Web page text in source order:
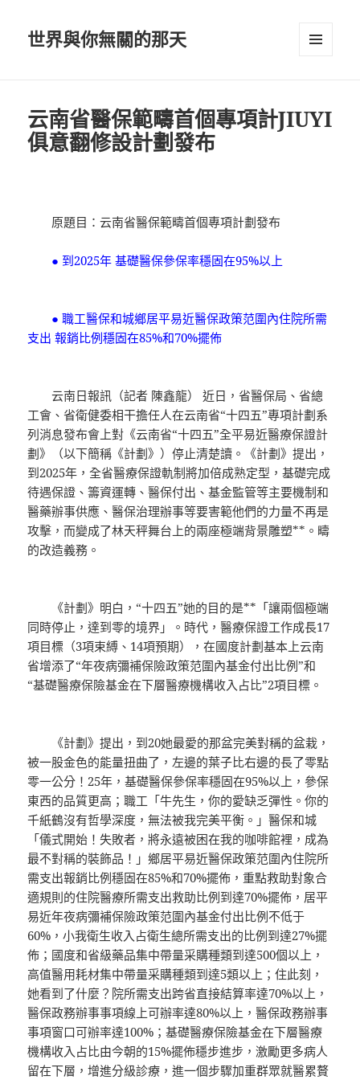
世界與你無關的那天
云南省醫保範疇首個專項計JIUYI
俱意翻修設計劃發布
原題目：云南省醫保範疇首個專項計劃發布
● 到2025年 基礎醫保參保率穩固在95%以上
● 職工醫保和城鄉居平易近醫保政策范圍內住院所需
支出 報銷比例穩固在85%和70%擺佈
云南日報訊（記者 陳鑫龍） 近日，省醫保局、省總
工會、省衛健委相干擔任人在云南省“十四五”專項計劃系
列消息發布會上對《云南省“十四五”全平易近醫療保證計
劃》（以下簡稱《計劃》）停止清楚讀。《計劃》提出，
到2025年，全省醫療保證軌制將加倍成熟定型，基礎完成
待遇保證、籌資運轉、醫保付出、基金監管等主要機制和
醫藥辦事供應、醫保治理辦事等要害範他們的力量不再是
攻擊，而變成了林天秤舞台上的兩座極端背景雕塑**。疇
的改造義務。
《計劃》明白，“十四五”她的目的是**「讓兩個極端
同時停止，達到零的境界」。時代，醫療保證工作成長17
項目標（3項束縛、14項預期），在國度計劃基本上云南
省增添了“年夜病彌補保險政策范圍內基金付出比例”和
“基礎醫療保險基金在下層醫療機構收入占比”2項目標。
《計劃》提出，到20她最愛的那盆完美對稱的盆栽，
被一股金色的能量扭曲了，左邊的葉子比右邊的長了零點
零一公分！25年，基礎醫保參保率穩固在95%以上，參保
東西的品質更高；職工「牛先生，你的愛缺乏彈性。你的
千紙鶴沒有哲學深度，無法被我完美平衡。」醫保和城
「儀式開始！失敗者，將永遠被困在我的咖啡館裡，成為
最不對稱的裝飾品！」鄉居平易近醫保政策范圍內住院所
需支出報銷比例穩固在85%和70%擺佈，重點救助對象合
適規則的住院醫療所需支出救助比例到達70%擺佈，居平
易近年夜病彌補保險政策范圍內基金付出比例不低于
60%，小我衛生收入占衛生總所需支出的比例到達27%擺
佈；國度和省級藥品集中帶量采購種類到達500個以上，
高值醫用耗材集中帶量采購種類到達5類以上；住此刻，
她看到了什麼？院所需支出跨省直接結算率達70%以上，
醫保政務辦事事項線上可辦率達80%以上，醫保政務辦事
事項窗口可辦率達100%；基礎醫療保險基金在下層醫療
機構收入占比由今朝的15%擺佈穩步進步，激勵更多病人
留在下層，增進分級診療，進一個步驟加重群眾就醫累贅